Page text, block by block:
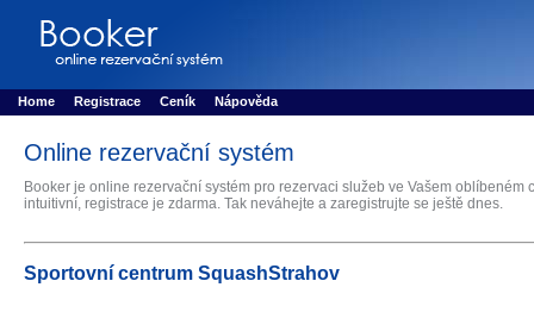
Rezervujse - Port�l pro online rezervace sportu
Home Registrace Ceník Nápověda
Online rezervační systém
Booker je online rezervační systém pro rezervaci služeb ve Vašem oblíbeném
intuitivní, registrace je zdarma. Tak neváhejte a zaregistrujte se ještě dnes.
Sportovní centrum SquashStrahov